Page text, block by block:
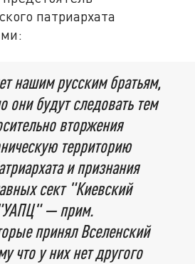
патриархата
нашим русским братьям,
они будут следовать тем
вторжения
территорию
и признания
сект "Киевский
— прим.
принял Вселенский
что у них нет другого